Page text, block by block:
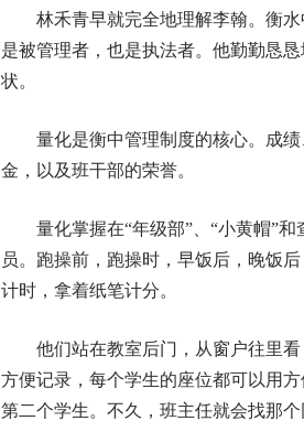
林禾青早就完全地理解李翰。衡
是被管理者，也是执法者。他勤勤恳
状。
量化是衡中管理制度的核心。成
金，以及班干部的荣誉。
量化掌握在“年级部”、“小黄帽”
员。跑操前，跑操时，早饭后，晚饭
计时，拿着纸笔计分。
他们站在教室后门，从窗户往里
方便记录，每个学生的座位都可以用
第二个学生。不久，班主任就会找那个